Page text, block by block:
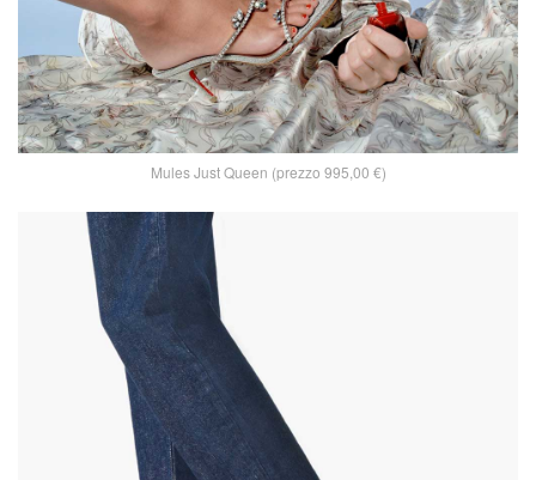
Mules Just Queen (prezzo 995,00 €)